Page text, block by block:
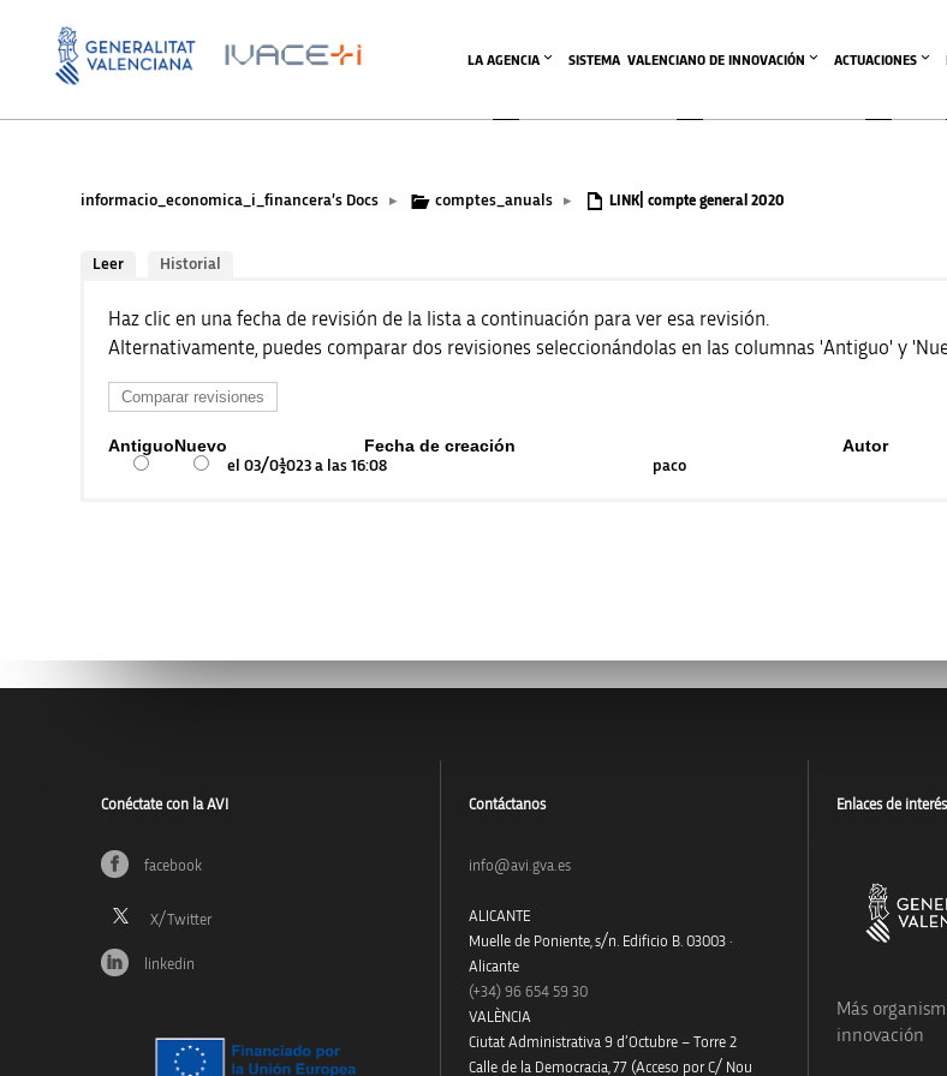
LA AGENCIA SISTEMA  VALENCIANO DE INNOVACIÓN ACTUACIONES
informacio_economica_i_financera’s Docs ▸ comptes_anuals ▸ LINK| compte general 2020
Leer Historial
Haz clic en una fecha de revisión de la lista a continuación para ver esa revisión.
Alternativamente, puedes comparar dos revisiones seleccionándolas en las columnas 'Antiguo' y
AntiguoNuevo Fecha de creación Autor
el 03/01/2023 a las 16:08 paco
Conéctate con la AVI
facebook
linkedin
Contáctanos
info@avi.gva.es
ALICANTE
Muelle de Poniente, s/n. Edificio B. 03003 ·
Alicante
(+34) 96 654 59 30
VALÈNCIA
Ciutat Administrativa 9 d’Octubre – Torre 2
Calle de la Democracia, 77 (Acceso por C/ Nou
Enlaces de interés
Más
innovación